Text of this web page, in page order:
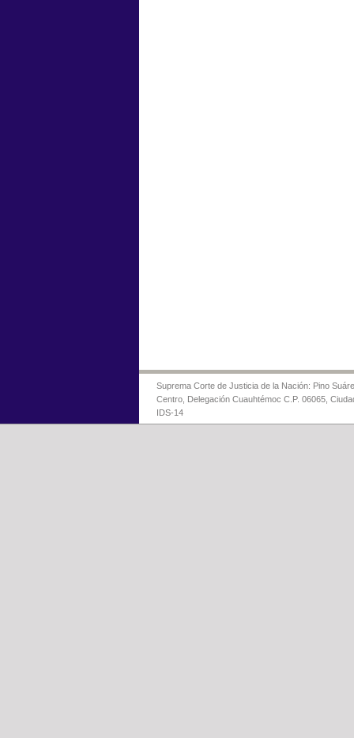
Suprema Corte de Justicia de la Nación: Pino
Centro, Delegación Cuauhtémoc C.P. 06065,
IDS-14